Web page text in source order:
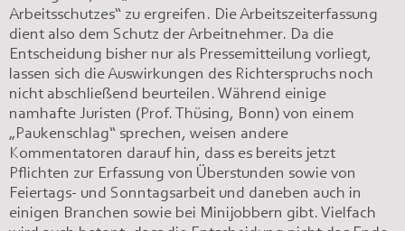
Arbeitsschutzes“ zu ergreifen. Die Arbeitszeiterfassung
dient also dem Schutz der Arbeitnehmer. Da die
Entscheidung bisher nur als Pressemitteilung vorliegt,
lassen sich die Auswirkungen des Richterspruchs noch
nicht abschließend beurteilen. Während einige
namhafte Juristen (Prof. Thüsing, Bonn) von einem
„Paukenschlag“ sprechen, weisen andere
Kommentatoren darauf hin, dass es bereits jetzt
Pflichten zur Erfassung von Überstunden sowie von
Feiertags- und Sonntagsarbeit und daneben auch in
einigen Branchen sowie bei Minijobbern gibt. Vielfach